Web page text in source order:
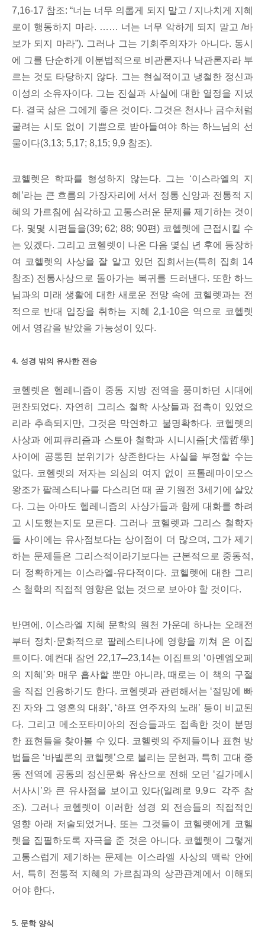
7,16-17 참조: “너는 너무 의롭게 되지 말고 / 지나치게 지혜
로이 행동하지 마라. …… 너는 너무 악하게 되지 말고 /바
보가 되지 마라”). 그러나 그는 기회주의자가 아니다. 동시
에 그를 단순하게 이분법적으로 비관론자나 낙관론자라 부
르는 것도 타당하지 않다. 그는 현실적이고 냉철한 정신과
이성의 소유자이다. 그는 진실과 사실에 대한 열정을 지녔
다. 결국 삶은 그에게 좋은 것이다. 그것은 천사나 금수처럼
굴려는 시도 없이 기쁨으로 받아들여야 하는 하느님의 선
물이다(3,13; 5,17; 8,15; 9,9 참조).
코헬렛은 학파를 형성하지 않는다. 그는 ‘이스라엘의 지
혜’라는 큰 흐름의 가장자리에 서서 정통 신앙과 전통적 지
혜의 가르침에 심각하고 고통스러운 문제를 제기하는 것이
다. 몇몇 시편들을(39; 62; 88; 90편) 코헬렛에 근접시킬 수
는 있겠다. 그리고 코헬렛이 나온 다음 몇십 년 후에 등장하
여 코헬렛의 사상을 잘 알고 있던 집회서는(특히 집회 14
참조) 전통사상으로 돌아가는 복귀를 드러낸다. 또한 하느
님과의 미래 생활에 대한 새로운 전망 속에 코헬렛과는 전
적으로 반대 입장을 취하는 지혜 2,1-10은 역으로 코헬렛
에서 영감을 받았을 가능성이 있다.
4. 성경 밖의 유사한 전승
코헬렛은 헬레니즘이 중동 지방 전역을 풍미하던 시대에
편찬되었다. 자연히 그리스 철학 사상들과 접촉이 있었으
리라 추측되지만, 그것은 막연하고 불명확하다. 코헬렛의
사상과 에피큐리즘과 스토아 철학과 시니시즘[犬儒哲學]
사이에 공통된 분위기가 상존한다는 사실을 부정할 수는
없다. 코헬렛의 저자는 의심의 여지 없이 프톨레마이오스
왕조가 팔레스티나를 다스리던 때 곧 기원전 3세기에 살았
다. 그는 아마도 헬레니즘의 사상가들과 함께 대화를 하려
고 시도했는지도 모른다. 그러나 코헬렛과 그리스 철학자
들 사이에는 유사점보다는 상이점이 더 많으며, 그가 제기
하는 문제들은 그리스적이라기보다는 근본적으로 중동적,
더 정확하게는 이스라엘-유다적이다. 코헬렛에 대한 그리
스 철학의 직접적 영향은 없는 것으로 보아야 할 것이다.
반면에, 이스라엘 지혜 문학의 원천 가운데 하나는 오래전
부터 정치·문화적으로 팔레스티나에 영향을 끼쳐 온 이집
트이다. 예컨대 잠언 22,17─23,14는 이집트의 ‘아멘엠오페
의 지혜’와 매우 흡사할 뿐만 아니라, 때로는 이 책의 구절
을 직접 인용하기도 한다. 코헬렛과 관련해서는 ‘절망에 빠
진 자와 그 영혼의 대화’, ‘하프 연주자의 노래’ 등이 비교된
다. 그리고 메소포타미아의 전승들과도 접촉한 것이 분명
한 표현들을 찾아볼 수 있다. 코헬렛의 주제들이나 표현 방
법들은 ‘바빌론의 코헬렛’으로 불리는 문헌과, 특히 고대 중
동 전역에 공동의 정신문화 유산으로 전해 오던 ‘길가메시
서사시’와 큰 유사점을 보이고 있다(일례로 9,9ㄷ 각주 참
조). 그러나 코헬렛이 이러한 성경 외 전승들의 직접적인
영향 아래 저술되었거나, 또는 그것들이 코헬렛에게 코헬
렛을 집필하도록 자극을 준 것은 아니다. 코헬렛이 그렇게
고통스럽게 제기하는 문제는 이스라엘 사상의 맥락 안에
서, 특히 전통적 지혜의 가르침과의 상관관계에서 이해되
어야 한다.
5. 문학 양식